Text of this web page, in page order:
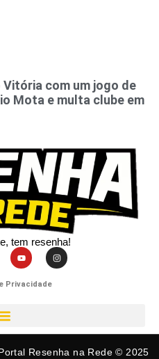
Vitória com um jogo de
Mota e multa clube em
tem resenha!​
Privacidade
Resenha na Rede © 2025